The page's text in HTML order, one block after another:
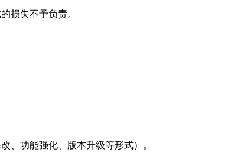
损失不予负责。
、功能强化、版本升级等形式）。